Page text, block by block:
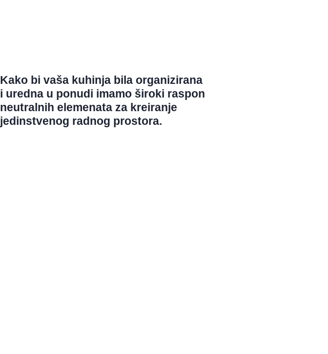
Kako bi vaša kuhinja bila organizirana
i uredna u ponudi imamo široki raspon
neutralnih elemenata za kreiranje
jedinstvenog radnog prostora.